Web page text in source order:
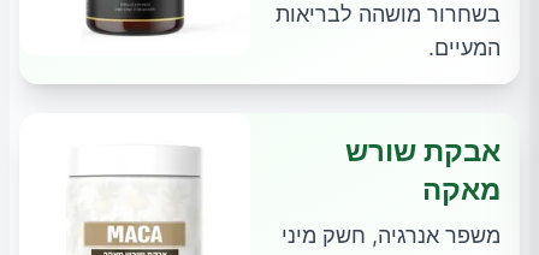
בשחרור מושהה לבריאות
המעיים.
אבקת שורש
מאקה
משפר אנרגיה, חשק מיני